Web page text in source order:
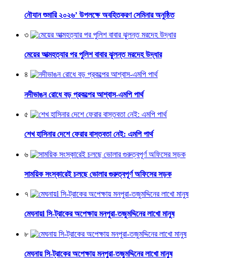
নৌযান শুমারি ২০২৬’ উপলক্ষে অবহিতকরণ সেমিনার অনুষ্ঠিত
৩
মেয়ের আত্মহত্যার পর পুলিশ বাবার ঝুলন্ত মরদেহ উদ্ধার
৪
নদীভাঙন রোধে বড় প্রকল্পের আশ্বাস-এমপি পার্থ
৫
শেখ হাসিনার দেশে ফেরার বাস্তবতা নেই: এমপি পার্থ
৬
সাময়িক সংস্কারেই চলছে ভোলার গুরুত্বপূর্ণ অফিসের সড়ক
৭
মেঘনায়l সি-ট্রাকের অপেক্ষায় মনপুরা-তজুমদ্দিনের লাখো মানুষ
৮
মেঘনায় সি-ট্রাকের অপেক্ষায় মনপুরা-তজুমদ্দিনের লাখো মানুষ